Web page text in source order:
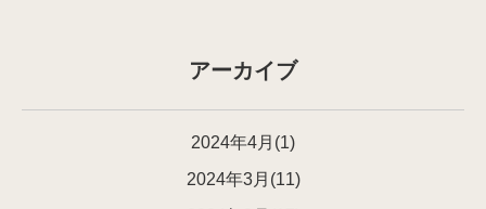
アーカイブ
2024年4月(1)
2024年3月(11)